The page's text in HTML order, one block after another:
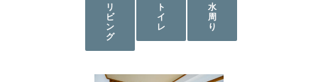
リ
ビ
ン
グ
ト
イ
レ
水
周
り